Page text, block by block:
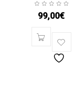
99,00€